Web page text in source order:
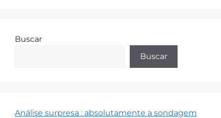
Buscar
Buscar
Análise surpresa : absolutamente a sondagem